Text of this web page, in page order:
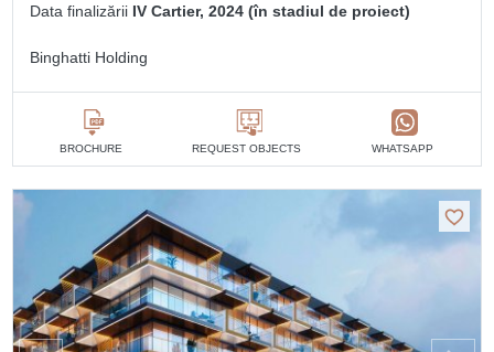
Data finalizării IV Cartier, 2024 (în stadiul de proiect)
Binghatti Holding
BROCHURE REQUEST OBJECTS WHATSAPP